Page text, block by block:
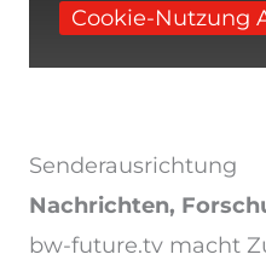
Cookie-Nutzung
Senderausrichtung
Nachrichten,
bw-future.tv macht